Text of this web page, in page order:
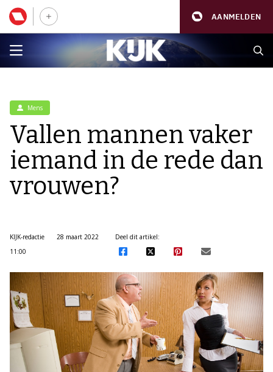
AANMELDEN
Mens
Vallen mannen vaker
iemand in de rede dan
vrouwen?
KIJK-redactie
28 maart 2022
11:00
Deel dit artikel: